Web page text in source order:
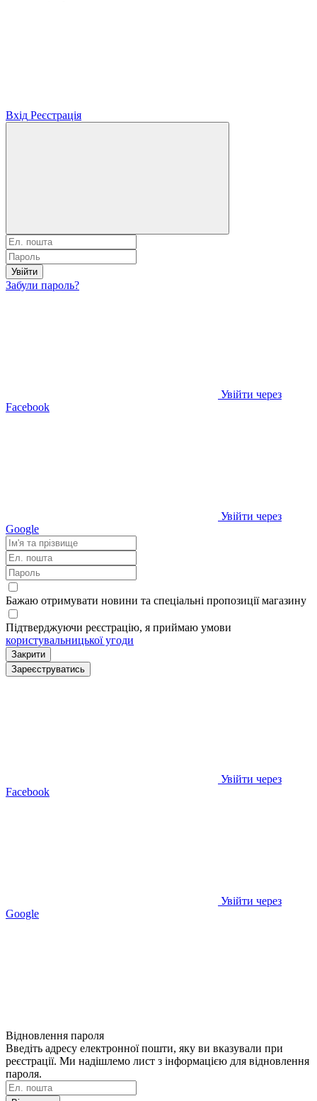
Вхід Реєстрація
Увійти
Забули пароль?
Увійти через
Facebook
Увійти через
Google
Бажаю отримувати новини та спеціальні пропозиціїмагазину
Підтверджуючи реєстрацію, я приймаю умови
користувальницької угоди
Закрити
Зареєструватись
Увійти через
Facebook
Увійти через
Google
Відновлення пароля
Введіть адресу електронної пошти, яку ви вказували при
реєстрації. Ми надішлемо лист з інформацією для відновлення
пароля.